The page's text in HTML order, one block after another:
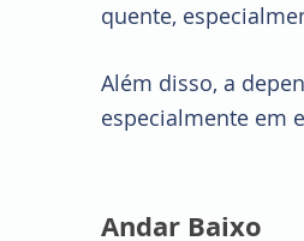
quente,
Além disso, a
especialmente em
Andar Baixo